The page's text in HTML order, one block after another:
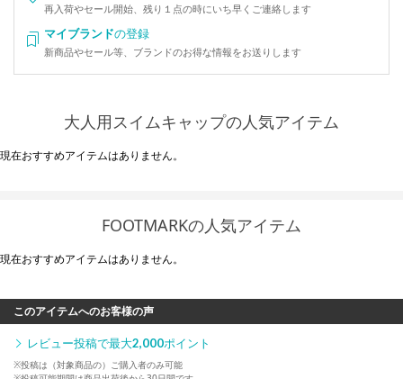
再入荷やセール開始、残り１点の時にいち早くご連絡します
マイブランドの登録
新商品やセール等、ブランドのお得な情報をお送りします
大人用スイムキャップの人気アイテム
現在おすすめアイテムはありません。
FOOTMARKの人気アイテム
現在おすすめアイテムはありません。
このアイテムへのお客様の声
レビュー投稿で最大2,000ポイント
※投稿は（対象商品の）ご購入者のみ可能